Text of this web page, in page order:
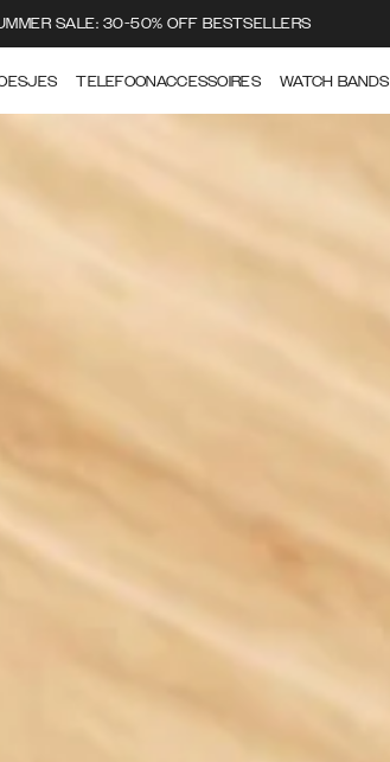
SALE: 30-50% OFF BESTSELLERS
TELEFOONACCESSOIRES WATCH BANDS